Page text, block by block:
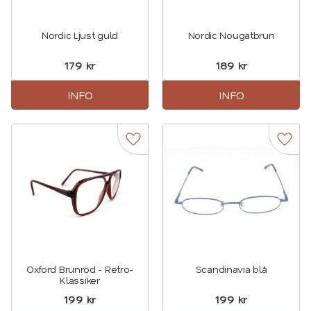
Nordic Ljust guld
179 kr
INFO
Nordic Nougatbrun
189 kr
INFO
Oxford Brunröd - Retro-
Klassiker
199 kr
Lägg till i favoriter
Scandinavia blå
199 kr